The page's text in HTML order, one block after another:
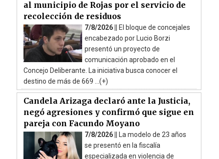
al municipio de Rojas por el servicio de
recolección de residuos
7/8/2026 || El bloque de concejales
encabezado por Lucio Borzi
presentó un proyecto de
comunicación aprobado en el
Concejo Deliberante. La iniciativa busca conocer el
destino de más de 669 ...(+)
Candela Arizaga declaró ante la Justicia,
negó agresiones y confirmó que sigue en
pareja con Facundo Moyano
7/8/2026 || La modelo de 23 años
se presentó en la fiscalía
especializada en violencia de